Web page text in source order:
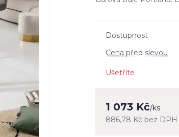
Dostupnost
Cena před slevou
Ušetříte
1 073 Kč/ks
886,78 Kč bez DPH